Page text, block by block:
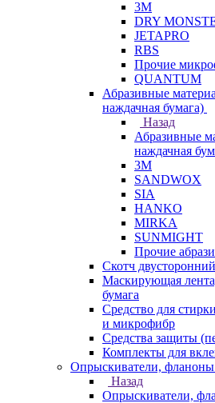
3М
DRY
JETAPRO
RBS
Прочие
QUANTUM
Абразивные
наждачная бумага)
Назад
Абразивные
наждачная
3М
SANDWOX
SIA
HANKO
MIRKA
SUNMIGHT
Прочие
Скотч двусторонний
Маскирующая
бумага
Средство для
и микрофибр
Средства защиты
Комплекты для
Опрыскиватели,
Назад
Опрыскиватели,